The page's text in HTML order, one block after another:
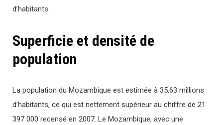
d’habitants.
Superficie et densité de
population
La population du Mozambique est estimée à 35,63 millions
d’habitants, ce qui est nettement supérieur au chiffre de 21
397 000 recensé en 2007. Le Mozambique, avec une